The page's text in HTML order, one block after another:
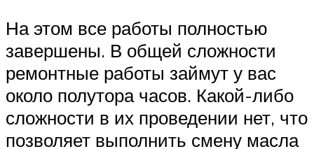
На этом все работы полностью
завершены. В общей сложности
ремонтные работы займут у вас
около полутора часов. Какой-либо
сложности в их проведении нет, что
позволяет выполнить смену масла